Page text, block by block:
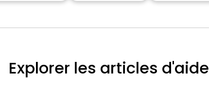
Explorer les articles d'aide